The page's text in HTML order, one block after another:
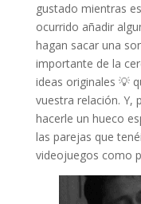
gustado mientras
ocurrido añadir
hagan sacar una
importante de la
ideas originales 💡
vuestra relación. Y,
hacerle un hueco
las parejas que
videojuegos como